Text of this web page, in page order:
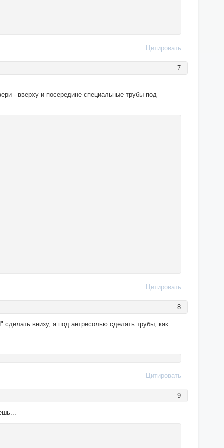
Цитировать
7
- вверху и посередине специальные трубы под
Цитировать
8
внизу, а под антресолью сделать трубы, как
Цитировать
9